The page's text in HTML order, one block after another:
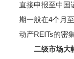
直接申报至中国
期一般在4个月
动产REITs的密
二级市场大